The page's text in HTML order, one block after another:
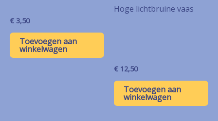
€ 3,50
Toevoegen aan
winkelwagen
Hoge lichtbruine vaas
€ 12,50
Toevoegen aan
winkelwagen